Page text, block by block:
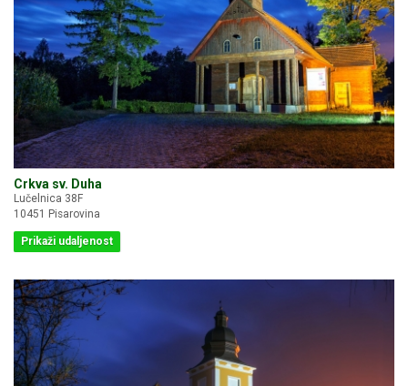
Crkva sv. Duha
Lučelnica 38F
10451 Pisarovina
Prikaži udaljenost